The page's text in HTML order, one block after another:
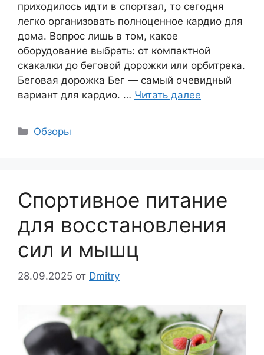
приходилось идти в спортзал, то сегодня
легко организовать полноценное кардио для
дома. Вопрос лишь в том, какое
оборудование выбрать: от компактной
скакалки до беговой дорожки или орбитрека.
Беговая дорожка Бег — самый очевидный
вариант для кардио. … Читать далее
Рубрики
Обзоры
Спортивное питание
для восстановления
сил и мышц
28.09.2025 от Dmitry